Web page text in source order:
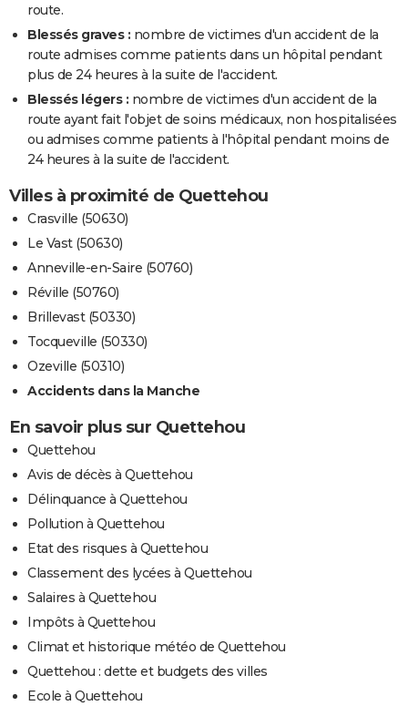
route.
Blessés graves : nombre de victimes d'un accident de la
route admises comme patients dans un hôpital pendant
plus de 24 heures à la suite de l'accident.
Blessés légers : nombre de victimes d'un accident de la
route ayant fait l'objet de soins médicaux, non hospitalisées
ou admises comme patients à l'hôpital pendant moins de
24 heures à la suite de l'accident.
Villes à proximité de Quettehou
Crasville (50630)
Le Vast (50630)
Anneville-en-Saire (50760)
Réville (50760)
Brillevast (50330)
Tocqueville (50330)
Ozeville (50310)
Accidents dans la Manche
En savoir plus sur Quettehou
Quettehou
Avis de décès à Quettehou
Délinquance à Quettehou
Pollution à Quettehou
Etat des risques à Quettehou
Classement des lycées à Quettehou
Salaires à Quettehou
Impôts à Quettehou
Climat et historique météo de Quettehou
Quettehou : dette et budgets des villes
Ecole à Quettehou